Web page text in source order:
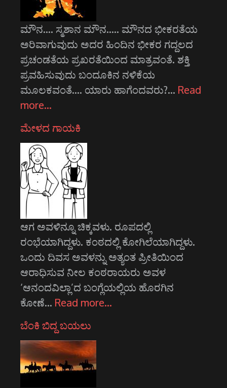
ಮೌನ.... ಸ್ಮಶಾನ ಮೌನ..... ಮೌನದ ಭೀಕರತೆಯ
ಅರಿವಾಗುವುದು ಅದರ ಹಿಂದಿನ ಭೀಕರ ಗದ್ದಲದ
ಪ್ರಚಂಡತೆಯ ಪ್ರಖರತೆಯಿಂದ ಮಾತ್ರವಂತೆ. ಶಕ್ತಿ
ಪ್ರವಹಿಸುವುದು ಬಂದೂಕಿನ ನಳಿಕೆಯ
ಮೂಲಕವಂತೆ.... ಯಾರು ಹಾಗೆಂದವರು?… Read
more…
ಮೇಳದ ಗಾಯಕಿ
ಆಗ ಅವಳಿನ್ನೂ ಚಿಕ್ಕವಳು. ರೂಪದಲ್ಲಿ
ರಂಭೆಯಾಗಿದ್ದಳು. ಕಂಠದಲ್ಲಿ ಕೋಗಿಲೆಯಾಗಿದ್ದಳು.
ಒಂದು ದಿವಸ ಅವಳನ್ನು ಅತ್ಯಂತ ಪ್ರೀತಿಯಿಂದ
ಆರಾಧಿಸುವ ನೀಲ ಕಂಠರಾಯರು ಅವಳ
‘ಆನಂದವಿಲ್ಲಾ’ದ ಬಂಗ್ಲೆಯಲ್ಲಿಯ ಹೊರಗಿನ
ಕೋಣೆ… Read more…
ಬೆಂಕಿ ಬಿದ್ದ ಬಯಲು